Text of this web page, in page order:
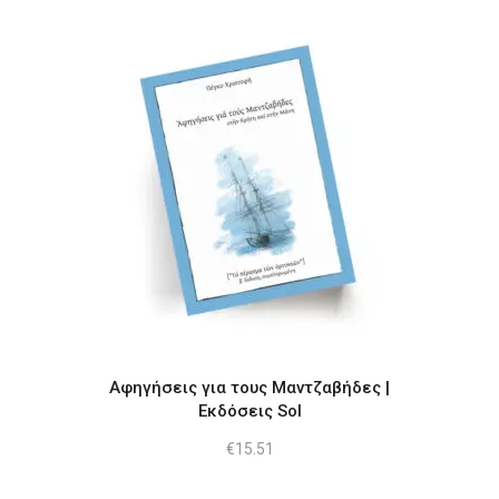
Αφηγήσεις για τους Μαντζαβήδες |
Εκδόσεις Sol
€15.51